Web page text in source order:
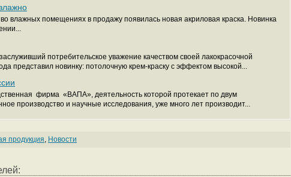
влажных помещениях в продажу появилась новая акриловая краска. Новинка
потребительское уважение качеством своей лакокрасочной
представил новинку: потолочную крем-краску с эффектом высокой...
фирма «ВАПА», деятельность которой протекает по двум
производство и научные исследования, уже много лет производит...
продукция, Новости